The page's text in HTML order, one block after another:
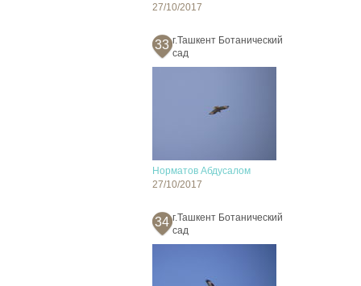
27/10/2017
33 г.Ташкент Ботанический
сад
Норматов Абдусалом
27/10/2017
34 г.Ташкент Ботанический
сад